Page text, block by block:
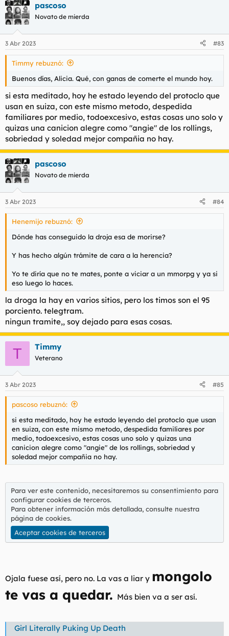
pascoso
Novato de mierda
3 Abr 2023 #83
Timmy rebuznó:
Buenos días, Alicia. Qué, con ganas de comerte el mundo hoy.
si esta meditado, hoy he estado leyendo del protoclo que
usan en suiza, con este mismo metodo, despedida
familiares por medio, todoexcesivo, estas cosas uno solo y
quizas una canicion alegre como "angie" de los rollings,
sobriedad y soledad mejor compañia no hay.
pascoso
Novato de mierda
3 Abr 2023 #84
Henemijo rebuznó:
Dónde has conseguido la droja esa de morirse?
Y has hecho algún trámite de cara a la herencia?
Yo te diría que no te mates, ponte a viciar a un mmorpg y ya si
eso luego lo haces.
la droga la hay en varios sitios, pero los timos son el 95
porciento. telegtram.
ningun tramite,, soy dejado para esas cosas.
T Timmy
Veterano
3 Abr 2023 #85
pascoso rebuznó:
si esta meditado, hoy he estado leyendo del protoclo que usan
en suiza, con este mismo metodo, despedida familiares por
medio, todoexcesivo, estas cosas uno solo y quizas una
canicion alegre como "angie" de los rollings, sobriedad y
soledad mejor compañia no hay.
Para ver este contenido, necesitaremos su consentimiento para
configurar cookies de terceros.
Para obtener información más detallada, consulte nuestra
página de cookies.
Aceptar cookies de terceros
Ojala fuese así, pero no. La vas a liar y mongolo
te vas a quedar. Más bien va a ser así.
Girl Literally Puking Up Death